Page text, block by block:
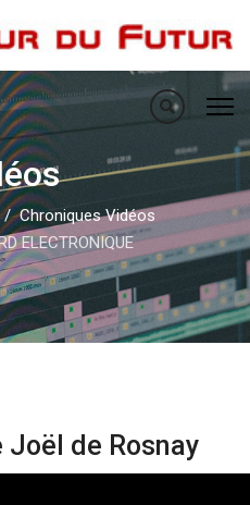
Chroniques Vidéos
ELECTRONIQUE
Joël de Rosnay